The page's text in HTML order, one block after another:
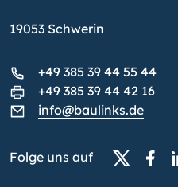
19053 Schwerin
+49 385 39 44 55 44
+49 385 39 44 42 16
info@baulinks.de
Folge uns auf